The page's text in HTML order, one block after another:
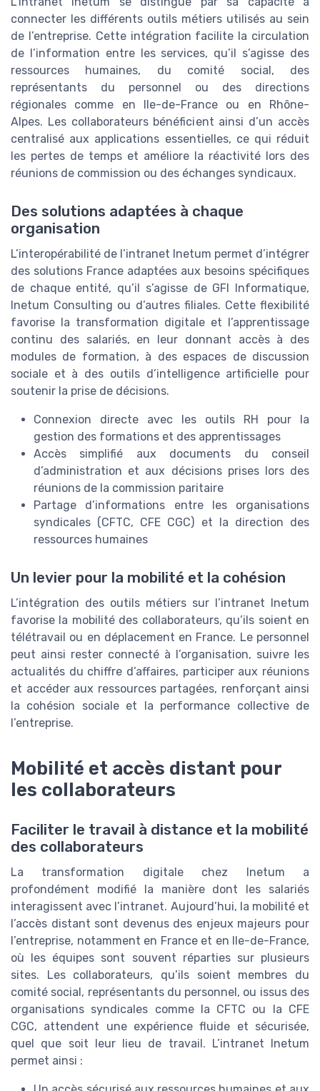
connecter les différents outils métiers utilisés au sein
de l’entreprise. Cette intégration facilite la circulation
de l’information entre les services, qu’il s’agisse des
ressources humaines, du comité social, des
représentants du personnel ou des directions
régionales comme en Ile-de-France ou en Rhône-
Alpes. Les collaborateurs bénéficient ainsi d’un accès
centralisé aux applications essentielles, ce qui réduit
les pertes de temps et améliore la réactivité lors des
réunions de commission ou des échanges syndicaux.
Des solutions adaptées à chaque
organisation
L’interopérabilité de l’intranet Inetum permet d’intégrer
des solutions France adaptées aux besoins spécifiques
de chaque entité, qu’il s’agisse de GFI Informatique,
Inetum Consulting ou d’autres filiales. Cette flexibilité
favorise la transformation digitale et l’apprentissage
continu des salariés, en leur donnant accès à des
modules de formation, à des espaces de discussion
sociale et à des outils d’intelligence artificielle pour
soutenir la prise de décisions.
Connexion directe avec les outils RH pour la
gestion des formations et des apprentissages
Accès simplifié aux documents du conseil
d’administration et aux décisions prises lors des
réunions de la commission paritaire
Partage d’informations entre les organisations
syndicales (CFTC, CFE CGC) et la direction des
ressources humaines
Un levier pour la mobilité et la cohésion
L’intégration des outils métiers sur l’intranet Inetum
favorise la mobilité des collaborateurs, qu’ils soient en
télétravail ou en déplacement en France. Le personnel
peut ainsi rester connecté à l’organisation, suivre les
actualités du chiffre d’affaires, participer aux réunions
et accéder aux ressources partagées, renforçant ainsi
la cohésion sociale et la performance collective de
l’entreprise.
Mobilité et accès distant pour
les collaborateurs
Faciliter le travail à distance et la mobilité
des collaborateurs
La transformation digitale chez Inetum a
profondément modifié la manière dont les salariés
interagissent avec l’intranet. Aujourd’hui, la mobilité et
l’accès distant sont devenus des enjeux majeurs pour
l’entreprise, notamment en France et en Ile-de-France,
où les équipes sont souvent réparties sur plusieurs
sites. Les collaborateurs, qu’ils soient membres du
comité social, représentants du personnel, ou issus des
organisations syndicales comme la CFTC ou la CFE
CGC, attendent une expérience fluide et sécurisée,
quel que soit leur lieu de travail. L’intranet Inetum
permet ainsi :